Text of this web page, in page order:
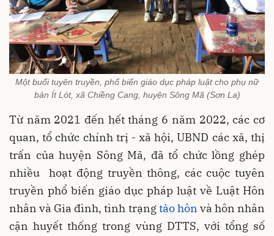
Một buổi tuyên truyền, phổ biến giáo dục pháp luật cho phụ nữ
bản Ít Lót, xã Chiềng Cang, huyện Sông Mã (Sơn La)
Từ năm 2021 đến hết tháng 6 năm 2022, các cơ
quan, tổ chức chính trị - xã hội, UBND các xã, thị
trấn của huyện Sông Mã, đã tổ chức lồng ghép
nhiều hoạt động truyền thông, các cuộc tuyên
truyền phổ biến giáo dục pháp luật về Luật Hôn
nhân và Gia đình, tình trạngtảo hôn và hôn nhân
cận huyết thống trong vùng DTTS, với tổng số